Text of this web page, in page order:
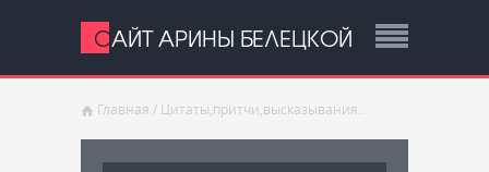
САЙТ АРИНЫ БЕЛЕЦКОЙ
Главная / Цитаты,притчи,высказывания..